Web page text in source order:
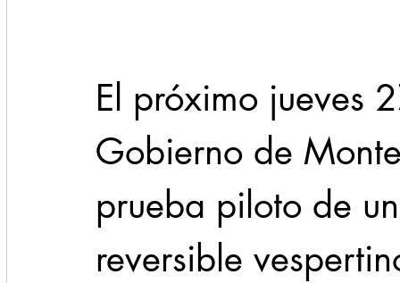
El próximo jueves
Gobierno de
prueba piloto de
reversible